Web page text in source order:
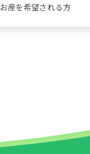
お産を希望される方